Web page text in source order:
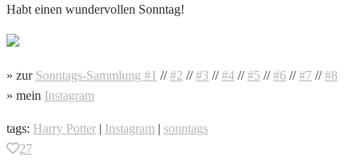
Habt einen wundervollen Sonntag!
» zur Sonntags-Sammlung #1 //#2 //#3 //#4 //#5 //#6 //#7 //#8
» mein Instagram
tags: Harry Potter Instagram
sonntags
27